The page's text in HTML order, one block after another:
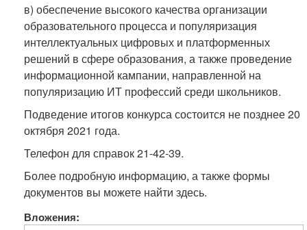
в) обеспечение высокого качества организации
образовательного процесса и популяризация
интеллектуальных цифровых и платформенных
решений в сфере образования, а также проведение
информационной кампании, направленной на
популяризацию ИТ профессий среди школьников.
Подведение итогов конкурса состоится не позднее 20
октября 2021 года.
Телефон для справок 21-42-39.
Более подробную информацию, а также формы
документов вы можете найти здесь.
Вложения: